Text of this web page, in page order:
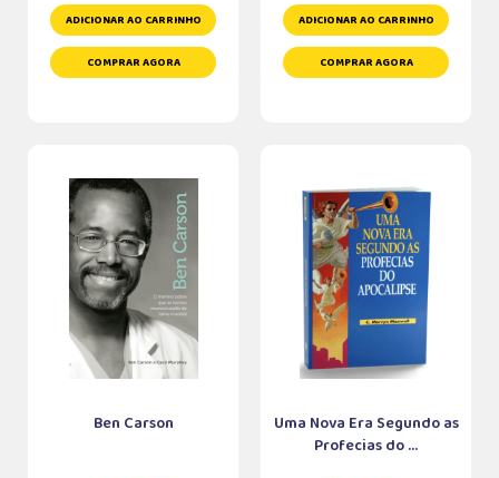
ADICIONAR AO CARRINHO
COMPRAR AGORA
ADICIONAR AO CARRINHO
COMPRAR AGORA
Ben Carson
Uma Nova Era Segundo as
Profecias do ...